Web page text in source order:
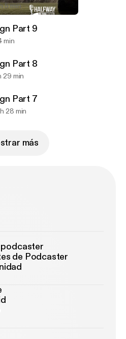
5 min
Part 9
min
Part 8
29 min
Part 7
h 28 min
más
podcaster
de Podcaster